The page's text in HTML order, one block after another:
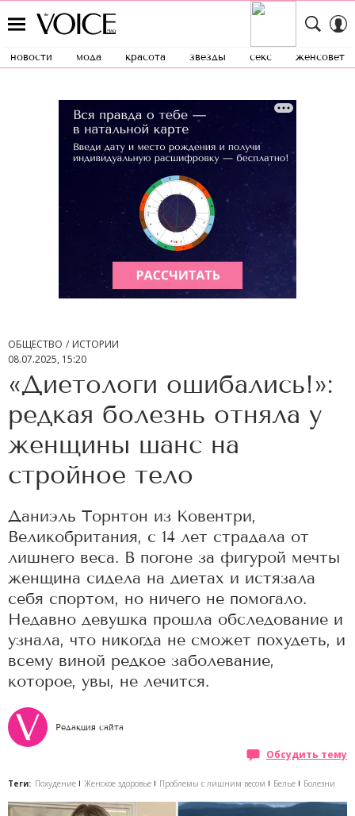
новости мода красота звезды секс женсовет
ОБЩЕСТВО
ИСТОРИИ
08.07.2025, 15:20
«Диетологи ошибались!»:
редкая болезнь отняла у
женщины шанс на
стройное тело
Даниэль Торнтон из Ковентри,
Великобритания, с 14 лет страдала от
лишнего веса. В погоне за фигурой мечты
женщина сидела на диетах и истязала
себя спортом, но ничего не помогало.
Недавно девушка прошла обследование и
узнала, что никогда не сможет похудеть, и
всему виной редкое заболевание,
которое, увы, не лечится.
Редакция сайта
Обсудить тему
Теги: Похудение Женское здоровье Проблемы с лишним весом Белье Болезни